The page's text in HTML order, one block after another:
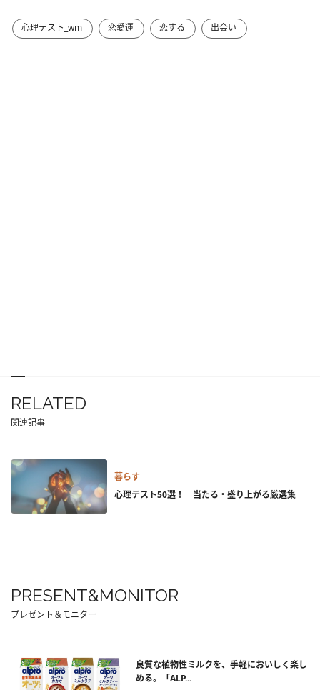
心理テスト_wm 恋愛運 恋する 出会い
RELATED
関連記事
暮らす
心理テスト50選！ 当たる・盛り上がる厳選集
PRESENT&MONITOR
プレゼント＆モニター
良質な植物性ミルクを、手軽においしく楽し
める。「ALP...